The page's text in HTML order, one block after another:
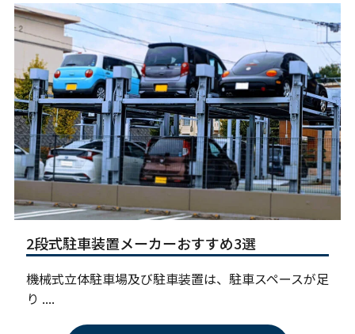
2段式駐車装置メーカーおすすめ3選
機械式立体駐車場及び駐車装置は、駐車スペースが足
り ....